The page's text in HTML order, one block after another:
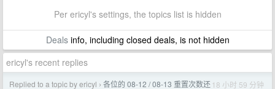
Per ericyl's settings, the topics list is hidden
Dealsinfo, including closed deals, is not hidden
ericyl's recent replies
Replied to a topic by ericyl › 各位的 08-12 / 08-13 重置次数还 18 小时 59 分钟